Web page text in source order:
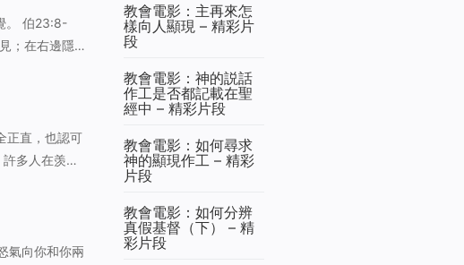
；在右邊隱
多人在羡慕
教會電影：主再來怎
樣向人顯現 – 精彩片
段
教會電影：神的説話
作工是否都記載在聖
經中 – 精彩片段
教會電影：如何尋求
神的顯現作工 – 精彩
片段
教會電影：如何分辨
真假基督（下） – 精
彩片段